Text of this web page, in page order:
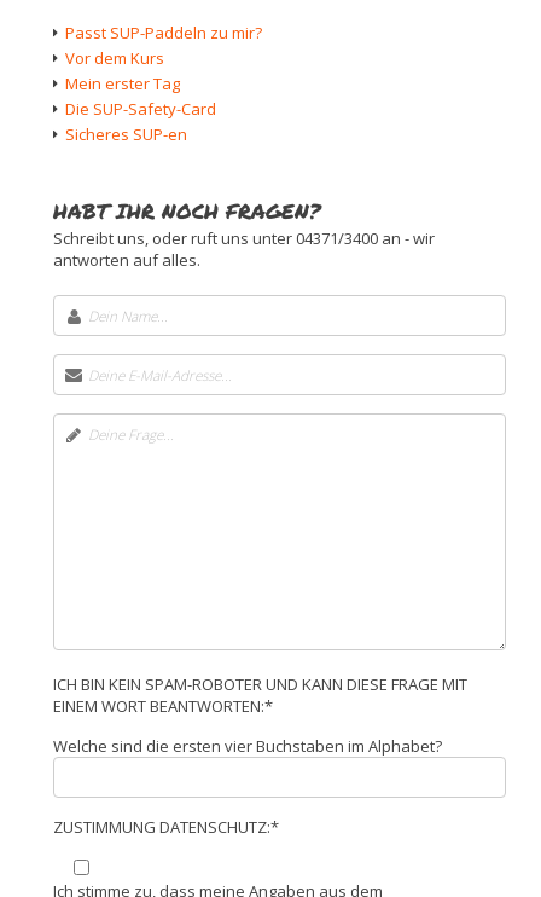
Passt SUP-Paddeln zu mir?
Vor dem Kurs
Mein erster Tag
Die SUP-Safety-Card
Sicheres SUP-en
HABT IHR NOCH FRAGEN?
Schreibt uns, oder ruft uns unter 04371/3400 an - wir
antworten auf alles.
ICH BIN KEIN SPAM-ROBOTER UND KANN DIESE FRAGE MIT
EINEM WORT BEANTWORTEN:*
Welche sind die ersten vier Buchstaben im Alphabet?
ZUSTIMMUNG DATENSCHUTZ:*
Ich stimme zu, dass meine Angaben aus dem